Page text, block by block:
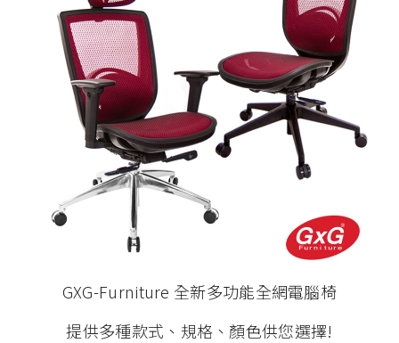
GXG-Furniture 全新多功能全網電腦椅
提供多種款式、規格、顏色供您選擇!